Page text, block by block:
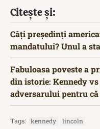
Citește și:
Câți președinți
mandatului? Unul a
Fabuloasa poveste a
din istorie: Kennedy
adversarului pentru că
Tags: kennedy lincoln